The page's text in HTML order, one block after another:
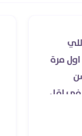
وتوصيل للي
شخصيه اول مرة
بجد حسن
منتجي في اقل